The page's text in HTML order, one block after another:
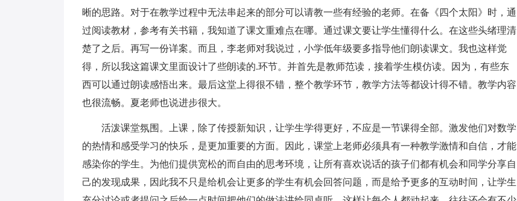
晰的思路。对于在教学过程中无法串起来的部分可以请教一些有经验的老师。在备《四个太阳》时，通
过阅读教材，参考有关书籍，我知道了课文重难点在哪。通过课文要让学生懂得什么。在这些头绪理清
楚了之后。再写一份详案。而且，李老师对我说过，小学低年级要多指导他们朗读课文。我也这样觉
得，所以我这篇课文里面设计了些朗读的.环节。并首先是教师范读，接着学生模仿读。因为，有些东
西可以通过朗读感悟出来。最后这堂上得很不错，整个教学环节，教学方法等都设计得不错。教学内容
也很流畅。夏老师也说进步很大。
活泼课堂氛围。上课，除了传授新知识，让学生学得更好，不应是一节课得全部。激发他们对数学
的热情和感受学习的快乐，是更加重要的方面。因此，课堂上老师必须具有一种教学激情和自信，才能
感染你的学生。为他们提供宽松的而自由的思考环境，让所有喜欢说话的孩子们都有机会和同学分享自
己的发现成果，因此我不只是给机会让更多的学生有机会回答问题，而是给予更多的互动时间，让学生